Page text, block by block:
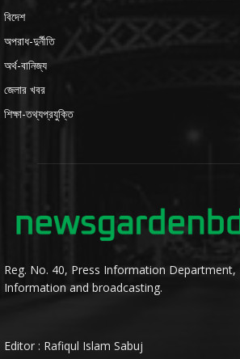
বিদেশ
অপরাধ-দুর্নীতি
অর্থ-বানিজ্য
জেলার খবর
শিক্ষা-তথ্যপ্রযুক্তি
Reg. No. 40, Press Information
Information and broadcasting.
Editor : Rafiqul Islam Sabuj